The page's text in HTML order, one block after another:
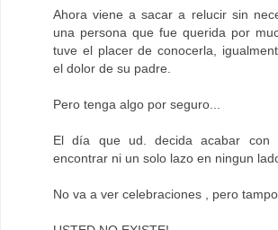
Ahora viene a sacar a relucir sin
una persona que fue querida por
tuve el placer de conocerla,
el dolor de su padre.
Pero tenga algo por seguro...
El día que ud. decida acabar
encontrar ni un solo lazo en ningun
No va a ver celebraciones , pero